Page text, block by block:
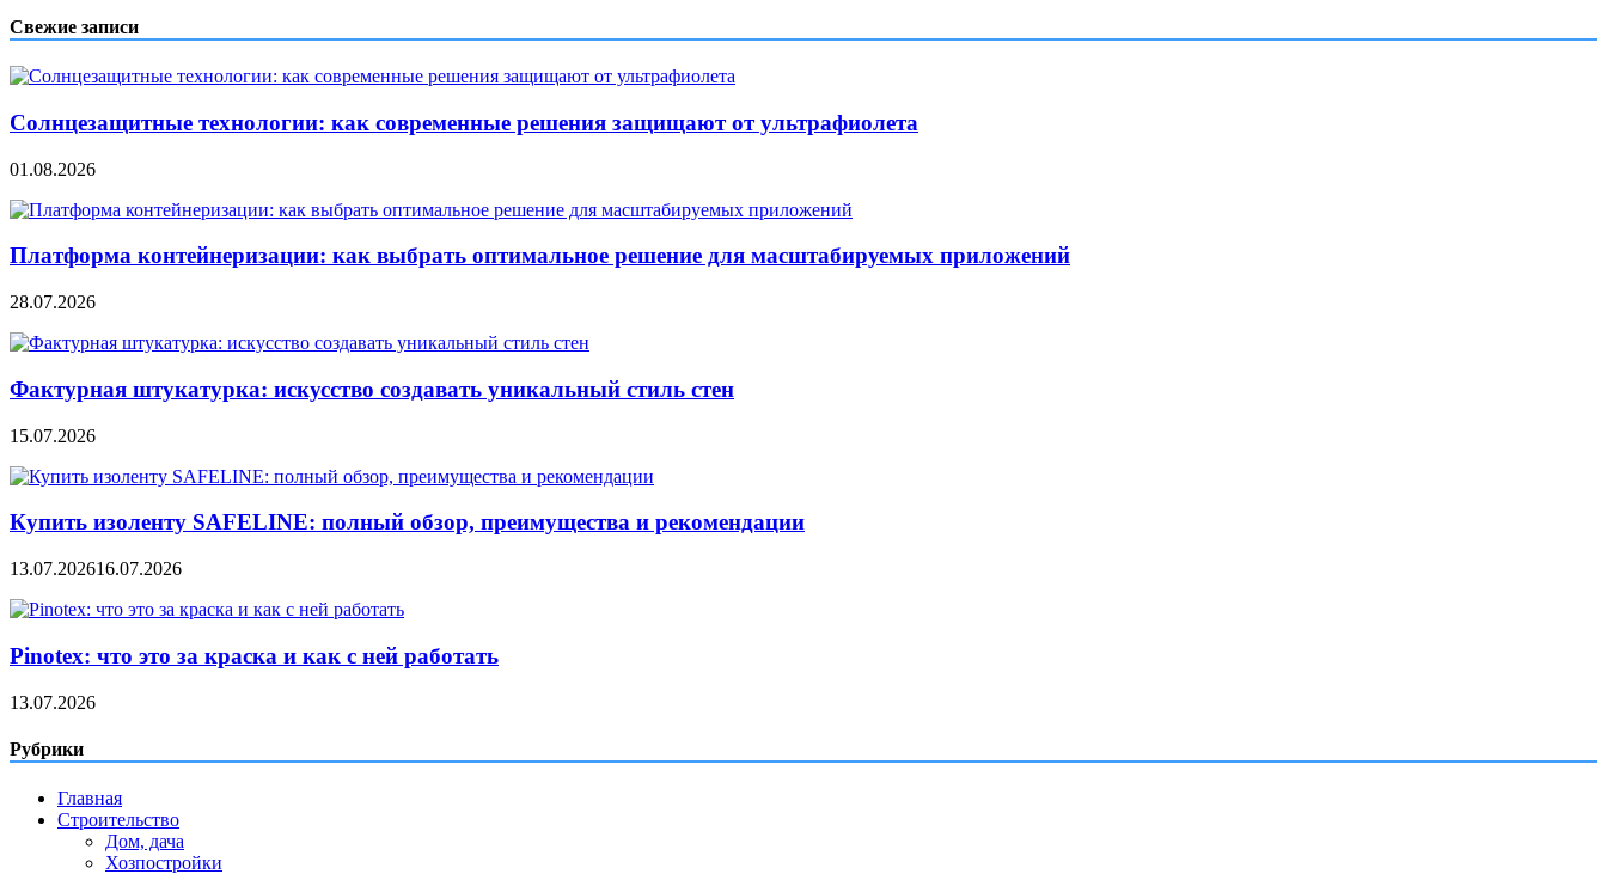
записям
Свежие записи
Солнцезащитные технологии: как современные решения защищают от ультрафиолета
01.08.2026
Платформа контейнеризации: как выбрать оптимальное решение для масштабируемых приложений
28.07.2026
Фактурная штукатурка: искусство создавать уникальный стиль стен
15.07.2026
Купить изоленту SAFELINE: полный обзор, преимущества и рекомендации
13.07.202616.07.2026
Pinotex: что это за краска и как с ней работать
13.07.2026
Рубрики
Главная
Строительство
Дом, дача
Хозпостройки